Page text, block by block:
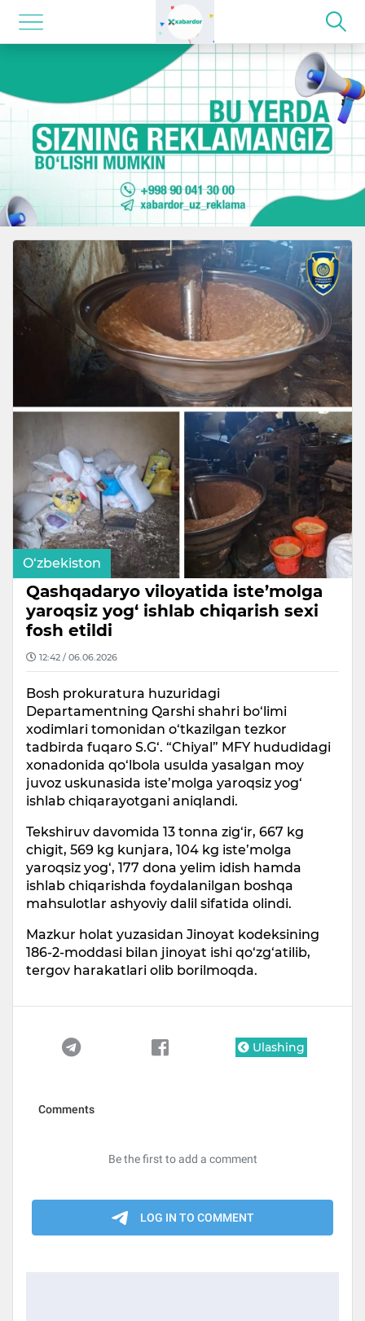
O‘zbekiston
Qashqadaryo viloyatida iste’molga
yaroqsiz yog‘ ishlab chiqarish sexi
fosh etildi
12:42 / 06.06.2026
Bosh prokuratura huzuridagi
Departamentning Qarshi shahri bo‘limi
xodimlari tomonidan o‘tkazilgan tezkor
tadbirda fuqaro S.G‘. “Chiyal” MFY hududidagi
xonadonida qo‘lbola usulda yasalgan moy
juvoz uskunasida iste’molga yaroqsiz yog‘
ishlab chiqarayotgani aniqlandi.
Tekshiruv davomida 13 tonna zig‘ir, 667 kg
chigit, 569 kg kunjara, 104 kg iste’molga
yaroqsiz yog‘, 177 dona yelim idish hamda
ishlab chiqarishda foydalanilgan boshqa
mahsulotlar ashyoviy dalil sifatida olindi.
Mazkur holat yuzasidan Jinoyat kodeksining
186-2-moddasi bilan jinoyat ishi qo‘zg‘atilib,
tergov harakatlari olib borilmoqda.
Ulashing